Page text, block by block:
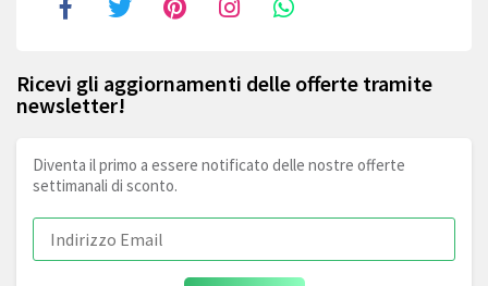
Ricevi gli aggiornamenti delle offerte tramite
newsletter!
Diventa il primo a essere notificato delle nostre offerte
settimanali di sconto.